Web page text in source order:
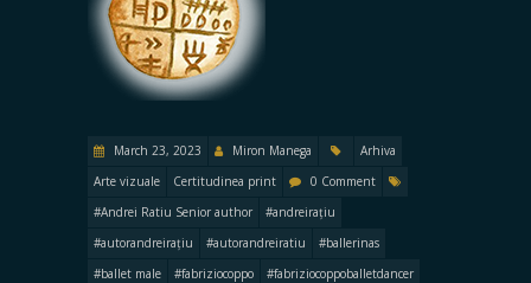
March 23, 2023 Miron Manega
Arhiva
Arte vizuale
Certitudinea print
0 Comment
#Andrei Ratiu Senior author
#andreirațiu
#autorandreirațiu
#autorandreiratiu
#ballerinas
#ballet male
#fabriziocoppo
#fabriziocoppoballetdancer